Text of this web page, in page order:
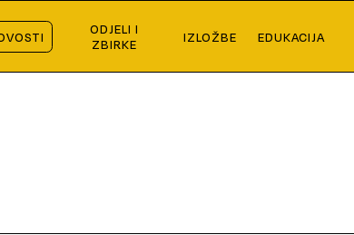
ODJELI I
ZBIRKE
IZLOŽBE EDUKACIJA